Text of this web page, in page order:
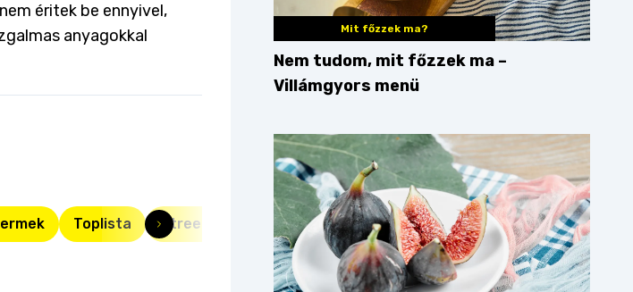
éritek be ennyivel,
anyagokkal
Toplista Street Kitchen Guide ázsiai_konyha pho leves pad thai
Mit főzzek ma?
Nem tudom, mit főzzek ma –
Villámgyors menü